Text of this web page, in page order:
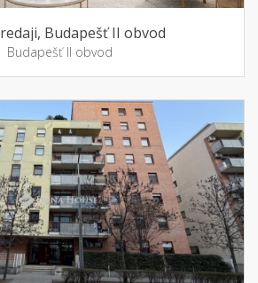
Budapešť II obvod
Budapešť II obvod